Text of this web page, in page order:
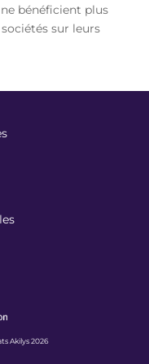
bénéficient plus
sur leurs
Akilys 2026